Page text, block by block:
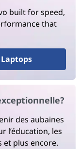
built for speed,
that
des aubaines
l’éducation, les
et plus encore.